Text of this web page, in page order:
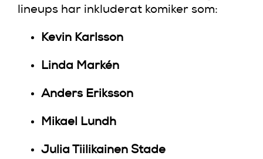
lineups har inkluderat komiker som:
Kevin Karlsson
Linda Markén
Anders Eriksson
Mikael Lundh
Julia Tiilikainen Stade